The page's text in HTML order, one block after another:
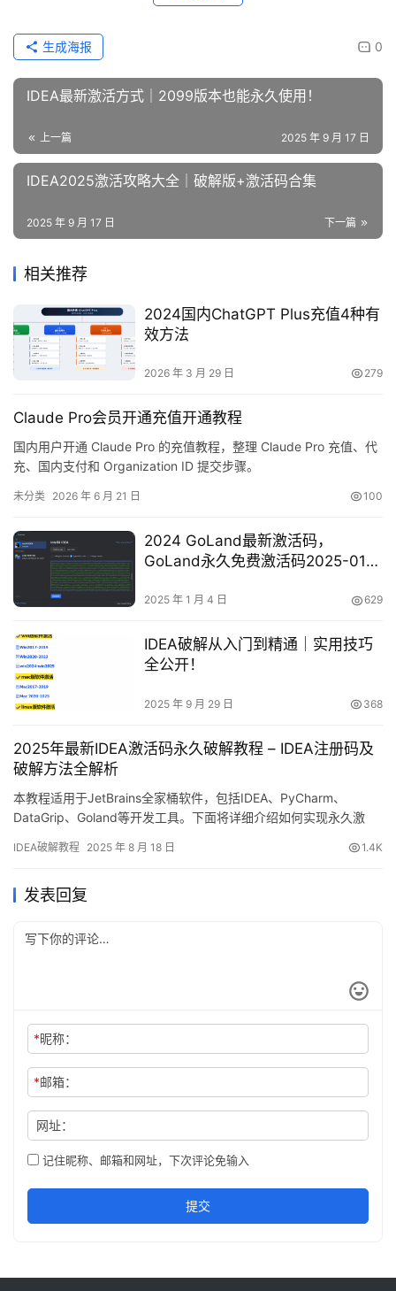
0
生成海报
IDEA最新激活方式｜2099版本也能永久使用！
上一篇 2025 年 9 月 17 日
IDEA2025激活攻略大全｜破解版+激活码合集
下一篇
2025 年 9 月 17 日
相关推荐
2024国内ChatGPT Plus充值4种有
效方法
2026 年 3 月 29 日 279
Claude Pro会员开通充值开通教程
国内用户开通 Claude Pro 的充值教程，整理 Claude Pro 充值、代
充、国内支付和 Organization ID 提交步骤。
未分类 2026 年 6 月 21 日 100
2024 GoLand最新激活码，
GoLand永久免费激活码2025-01-
2025 年 1 月 4 日 629
IDEA破解从入门到精通｜实用技巧
全公开！
2025 年 9 月 29 日 368
2025年最新IDEA激活码永久破解教程 – IDEA注册码及
破解方法全解析
本教程适用于JetBrains全家桶软件，包括IDEA、PyCharm、
DataGrip、Goland等开发工具。下面将详细介绍如何实现永久激
件已成功激活至2099年： 准备工作：下载IDEA安装包 若尚未安装
IDEA破解教程 2025 年 8 月 18 日 1.4K
发表回复
*昵称：
*邮箱：
网址：
记住昵称、邮箱和网址，下次评论免输入
提交